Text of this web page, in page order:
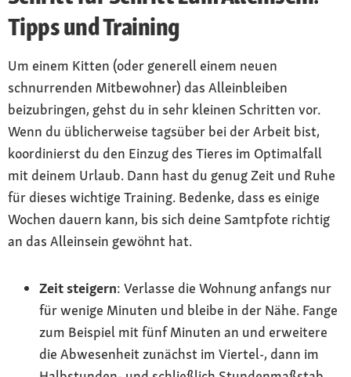
Tipps und Training
Um einem Kitten (oder generell einem neuen
schnurrenden Mitbewohner) das Alleinbleiben
beizubringen, gehst du in sehr kleinen Schritten vor.
Wenn du üblicherweise tagsüber bei der Arbeit bist,
koordinierst du den Einzug des Tieres im Optimalfall
mit deinem Urlaub. Dann hast du genug Zeit und Ruhe
für dieses wichtige Training. Bedenke, dass es einige
Wochen dauern kann, bis sich deine Samtpfote richtig
an das Alleinsein gewöhnt hat.
Zeit steigern: Verlasse die Wohnung anfangs nur
für wenige Minuten und bleibe in der Nähe. Fange
zum Beispiel mit fünf Minuten an und erweitere
die Abwesenheit zunächst im Viertel-, dann im